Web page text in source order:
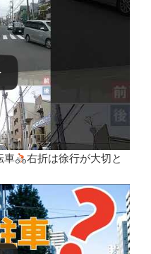
車
右折は徐行が大切と